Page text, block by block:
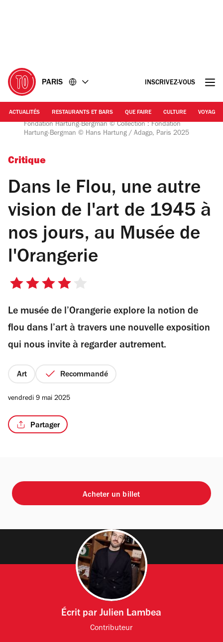
PARIS INSCRIVEZ-VOUS
ACTUALITÉS RESTAURANTS ET BARS QUE FAIRE CULTURE VOYAGE
Hans Hartung (1904-1989) T1982-H31, 1982 Antibes,
Fondation Hartung-Bergman © Collection : Fondation
Hartung-Bergman © Hans Hartung / Adagp, Paris 2025
Critique
Dans le Flou, une autre
vision de l'art de 1945 à
nos jours, au Musée de
l'Orangerie
4
5
étoiles
Le musée de l’Orangerie explore la notion de
flou dans l’art à travers une nouvelle exposition
qui nous invite à regarder autrement.
Art Recommandé
vendredi 9 mai 2025
Partager
Acheter un billet
Écrit parJulien Lambea
Contributeur